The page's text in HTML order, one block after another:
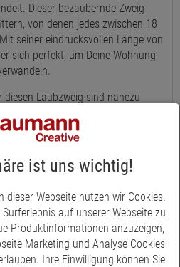
Dieser bezaubernde Zweig
von denen jedes zwischen 18
seiner eindrucksvollen Länge von
sich perfekt, um Deine Wohnung
Laubzweig sind nahezu
in einer Vase arrangiert oder als
- dieser naturgetreue
überall zum Blickfang und
in der bunten Jahreszeit.
und sorgt für eine warme und
Deiner Kreativität freien Lauf und
vielseitigen Accessoire zu
ist uns wichtig!
dieser Webseite nutzen wir Cookies.
auf unserer Webseite zu
Produktinformationen anzuzeigen,
Marketing und Analyse Cookies
Ihre Einwilligung können Sie